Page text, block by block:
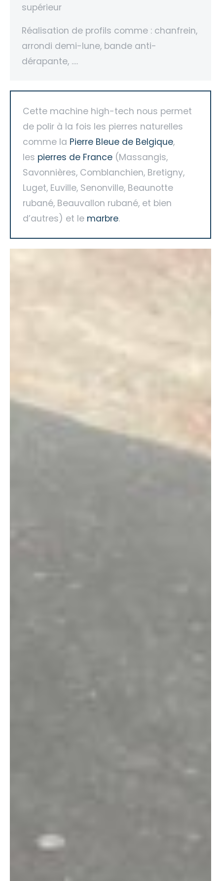
supérieur
Réalisation de profils comme : chanfrein,
arrondi demi-lune, bande anti-
dérapante, ….
Cette machine high-tech nous permet
de polir à la fois les pierres naturelles
comme la Pierre Bleue de Belgique,
les pierres de France (Massangis,
Savonnières, Comblanchien, Bretigny,
Luget, Euville, Senonville, Beaunotte
rubané, Beauvallon rubané, et bien
d’autres) et le marbre.